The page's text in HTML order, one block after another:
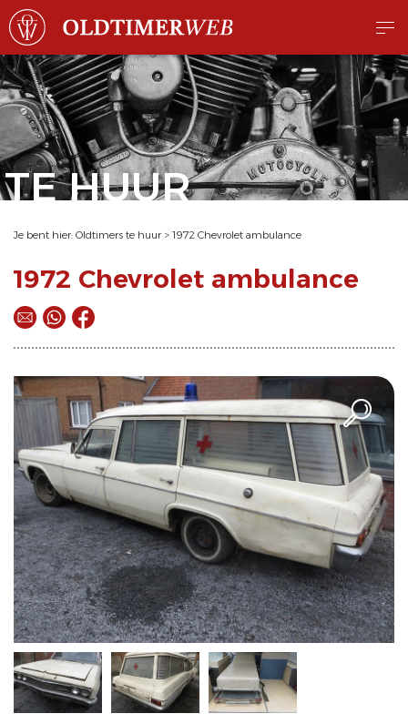
TE HUUR
Je bent hier: Oldtimers te huur > 1972 Chevrolet ambulance
1972 Chevrolet ambulance